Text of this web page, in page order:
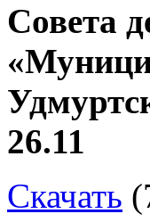
Совета
26.11
Скачать